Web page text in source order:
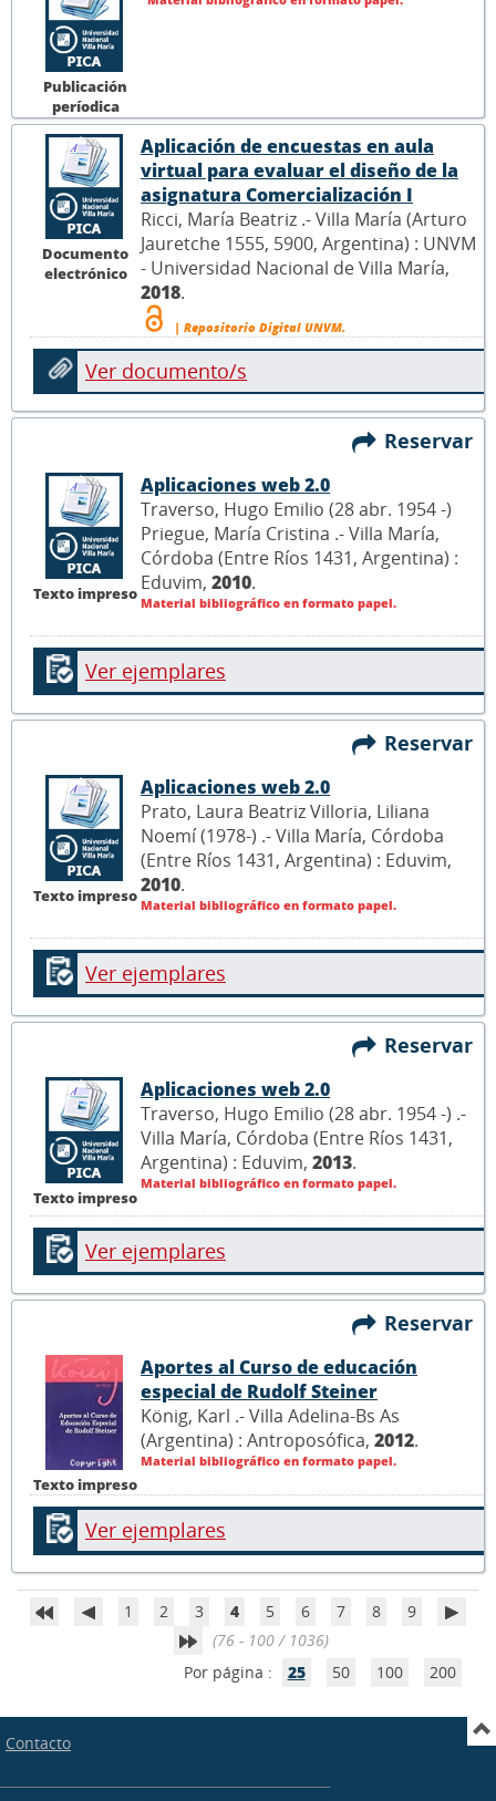
Publicación
períodica
Documento
electrónico
Aplicación de encuestas en aula
virtual para evaluar el diseño de la
asignatura Comercialización I
Ricci, María Beatriz .- Villa María (Arturo
Jauretche 1555, 5900, Argentina) : UNVM
- Universidad Nacional de Villa María,
2018.
| Repositorio Digital UNVM.
Ver documento/s
Reservar
Texto impreso
Aplicaciones web 2.0
Traverso, Hugo Emilio (28 abr. 1954 -)
Priegue, María Cristina .- Villa María,
Córdoba (Entre Ríos 1431, Argentina) :
Eduvim, 2010.
Material bibliográfico en formato papel.
Ver ejemplares
Reservar
Texto impreso
Aplicaciones web 2.0
Prato, Laura Beatriz Villoria, Liliana
Noemí (1978-) .- Villa María, Córdoba
(Entre Ríos 1431, Argentina) : Eduvim,
2010.
Material bibliográfico en formato papel.
Ver ejemplares
Reservar
Texto impreso
Aplicaciones web 2.0
Traverso, Hugo Emilio (28 abr. 1954 -) .-
Villa María, Córdoba (Entre Ríos 1431,
Argentina) : Eduvim, 2013.
Material bibliográfico en formato papel.
Ver ejemplares
Reservar
Texto impreso
Aportes al Curso de educación
especial de Rudolf Steiner
König, Karl .- Villa Adelina-Bs As
(Argentina) : Antroposófica, 2012.
Material bibliográfico en formato papel.
Ver ejemplares
1 2 3 4 5 6 7 8
9
(76 - 100 / 1036)
Por página :
25 50 100 200
Contacto